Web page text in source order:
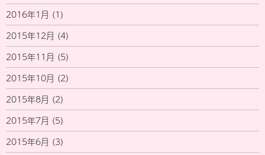
2016年1月 (1)
2015年12月 (4)
2015年11月 (5)
2015年10月 (2)
2015年8月 (2)
2015年7月 (5)
2015年6月 (3)